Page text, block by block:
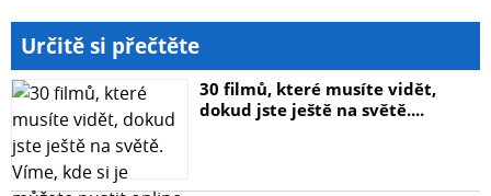
Určitě si přečtěte
30 filmů, které musíte vidět,
dokud jste ještě na světě....